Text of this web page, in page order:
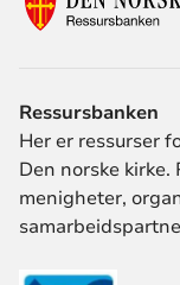
Ressursbanken
Her er ressurser
Den norske kirke.
menigheter,